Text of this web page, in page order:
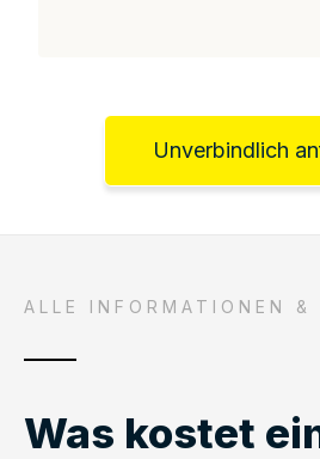
Unverbindlich
ALLE INFORMATIONEN &
Was kostet